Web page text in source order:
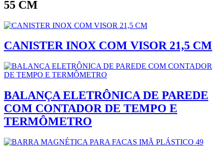
55 CM
CANISTER INOX COM VISOR 21,5 CM
BALANÇA ELETRÔNICA DE PAREDE
COM CONTADOR DE TEMPO E
TERMÔMETRO